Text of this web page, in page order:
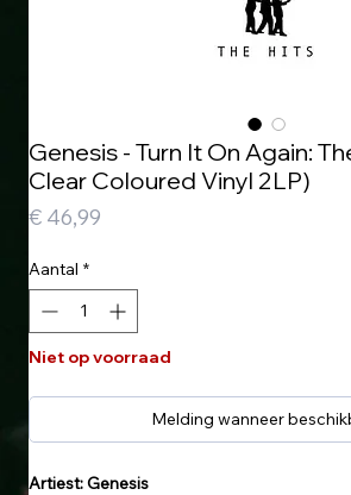
Genesis - Turn It On Again:
Clear Coloured Vinyl 2LP)
€ 46,99
Aantal *
Niet op voorraad
Melding wanneer
Artiest: Genesis